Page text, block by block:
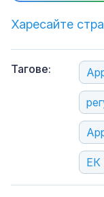
Харесайте
Тагове:
ЕК